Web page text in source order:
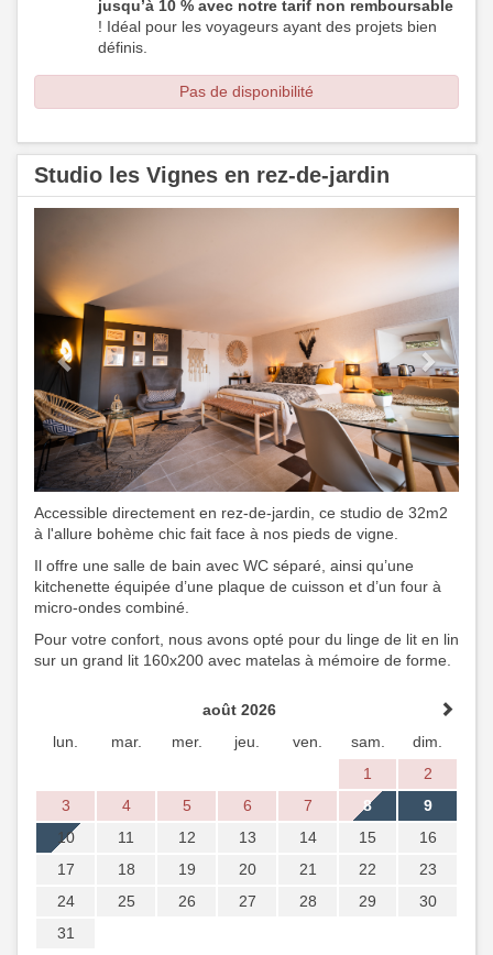
jusqu’à 10 % avec notre tarif non remboursable
! Idéal pour les voyageurs ayant des projets bien
définis.
Pas de disponibilité
Studio les Vignes en rez-de-jardin
Accessible directement en rez-de-jardin, ce studio de 32m2
à l'allure bohème chic fait face à nos pieds de vigne.
Il offre une salle de bain avec WC séparé, ainsi qu’une
kitchenette équipée d’une plaque de cuisson et d’un four à
micro-ondes combiné. ​
Pour votre confort, nous avons opté pour du linge de lit en lin
sur un grand lit 160x200 avec matelas à mémoire de forme.
août 2026
lun.
mar. mer. jeu. ven. sam.
dim.
1
2
3
4 5 6 7 8
9
10
11 12 13 14 15
16
17
18 19 20 21 22
23
24
25 26 27 28 29
30
31